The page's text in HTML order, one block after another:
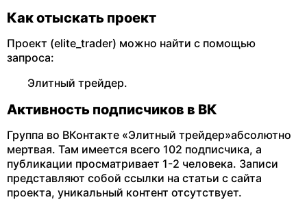
Как отыскать проект
Проект (elite_trader) можно найти с помощью
запроса:
Элитный трейдер.
Активность подписчиков в ВК
Группа во ВКонтакте «Элитный трейдер»абсолютно
мертвая. Там имеется всего 102 подписчика, а
публикации просматривает 1-2 человека. Записи
представляют собой ссылки на статьи с сайта
проекта, уникальный контент отсутствует.